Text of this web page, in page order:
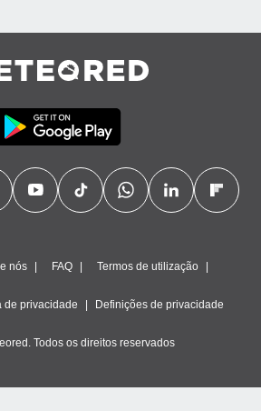
nós FAQ Termos de utilização
de privacidade Definições de privacidade
Todos os direitos reservados